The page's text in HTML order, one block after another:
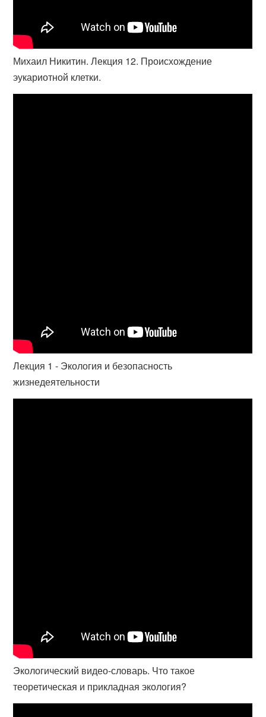
Михаил Никитин. Лекция 12. Происхождение
эукариотной клетки.
Лекция 1 - Экология и безопасность
жизнедеятельности
Экологический видео-словарь. Что такое
теоретическая и прикладная экология?